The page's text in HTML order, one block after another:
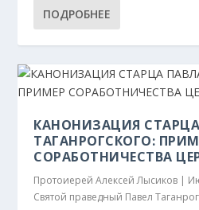
ПОДРОБНЕЕ
КАНОНИЗАЦИЯ
ТАГАНРОГСКОГО:
СОРАБОТНИЧЕСТВА
Протоиерей Алексей Лысиков |
Святой праведный Павел